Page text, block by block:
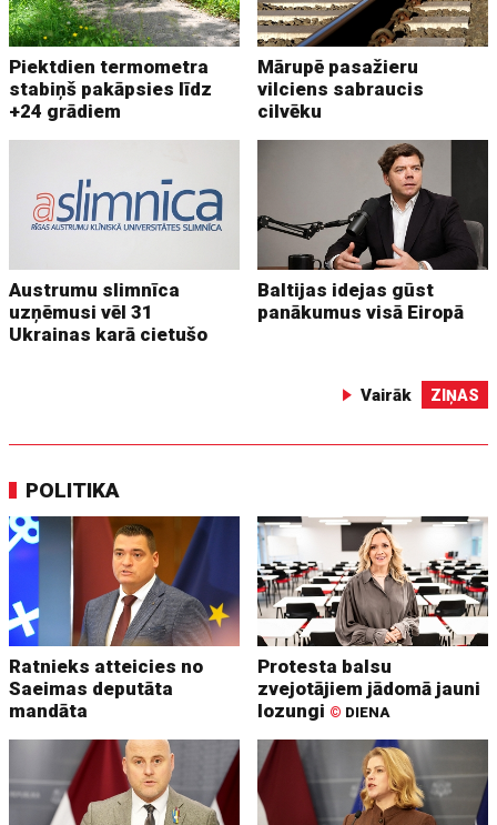
Piektdien termometra
stabiņš pakāpsies līdz
+24 grādiem
Mārupē pasažieru
vilciens sabraucis
cilvēku
Austrumu slimnīca
uzņēmusi vēl 31
Ukrainas karā cietušo
Baltijas idejas gūst
panākumus visā Eiropā
Vairāk ZIŅAS
POLITIKA
Ratnieks atteicies no
Saeimas deputāta
mandāta
Protesta balsu
zvejotājiem jādomā jauni
lozungi © DIENA